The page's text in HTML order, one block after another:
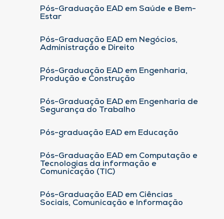
Pós-Graduação EAD em Saúde e Bem-
Estar
Pós-Graduação EAD em Negócios,
Administração e Direito
Pós-Graduação EAD em Engenharia,
Produção e Construção
Pós-Graduação EAD em Engenharia de
Segurança do Trabalho
Pós-graduação EAD em Educação
Pós-Graduação EAD em Computação e
Tecnologias da informação e
Comunicação (TIC)
Pós-Graduação EAD em Ciências
Sociais, Comunicação e Informação